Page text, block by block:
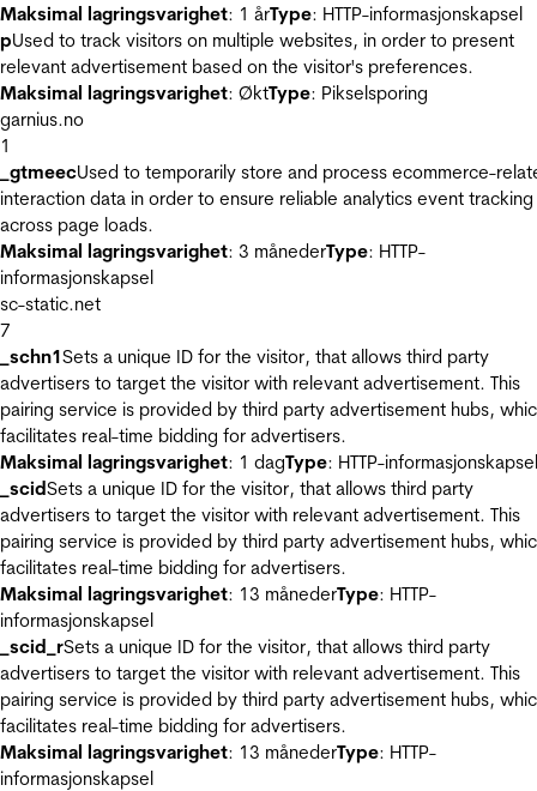
Maksimal lagringsvarighet: 1 årType: HTTP-informasjonskapsel
pUsed to track visitors on multiple websites, in order to present
relevant advertisement based on the visitor's preferences.
Maksimal lagringsvarighet: ØktType: Pikselsporing
garnius.no
1
_gtmeecUsed to temporarily store and process ecommerce-
interaction data in order to ensure reliable analytics event tracking
across page loads.
Maksimal lagringsvarighet: 3 månederType: HTTP-
informasjonskapsel
sc-static.net
7
_schn1Sets a unique ID for the visitor, that allows third party
advertisers to target the visitor with relevant advertisement. This
pairing service is provided by third party advertisement hubs,
facilitates real-time bidding for advertisers.
Maksimal lagringsvarighet: 1 dagType: HTTP-informasjonskapsel
_scidSets a unique ID for the visitor, that allows third party
advertisers to target the visitor with relevant advertisement. This
pairing service is provided by third party advertisement hubs,
facilitates real-time bidding for advertisers.
Maksimal lagringsvarighet: 13 månederType: HTTP-
informasjonskapsel
_scid_rSets a unique ID for the visitor, that allows third party
advertisers to target the visitor with relevant advertisement. This
pairing service is provided by third party advertisement hubs,
facilitates real-time bidding for advertisers.
Maksimal lagringsvarighet: 13 månederType: HTTP-
informasjonskapsel